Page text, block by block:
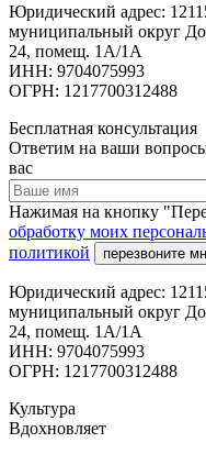
Юридический адрес:
муниципальный округ
24, помещ. 1А/1А
ИНН: 9704075993
ОГРН: 1217700312488
Бесплатная консультация
Ответим на ваши
вас
Нажимая на кнопку
обработку моих
политикой
перезвоните
Юридический адрес:
муниципальный округ
24, помещ. 1А/1А
ИНН: 9704075993
ОГРН: 1217700312488
Культура
Вдохновляет